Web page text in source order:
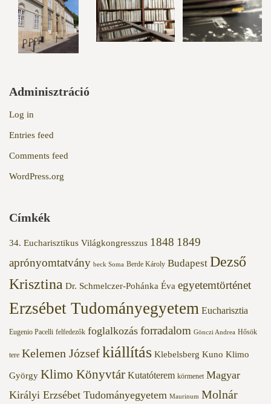
Adminisztráció
Log in
Entries feed
Comments feed
WordPress.org
Címkék
34. Eucharisztikus Világkongresszus 1848 1849
aprónyomtatvány beck Soma Berde Károly Budapest Dezső
Krisztina Dr. Schmelczer-Pohánka Éva egyetemtörténet
Erzsébet Tudományegyetem Eucharisztia
Eugenio Pacelli felfedezők foglalkozás forradalom Gönczi Andrea Hősök
tere Kelemen Józsefkiállítás Klebelsberg Kuno Klimo
György Klimo Könyvtár Kutatóterem körmenet Magyar
Királyi Erzsébet Tudományegyetem Maurinum Molnár